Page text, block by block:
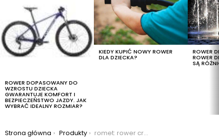
ROWER DOPASOWANY DO
WZROSTU DZIECKA
GWARANTUJE KOMFORT I
BEZPIECZEŃSTWO JAZDY. JAK
WYBRAĆ IDEALNY ROZMIAR?
KIEDY KUPIĆ NOWY ROWER
DLA DZIECKA?
ROWER
ROWER
SĄ
Jesteś tutaj:
Strona główna Produkty romet: rower crossowy romet orkan 4d 2021, kolor biały, rozmiar 18″